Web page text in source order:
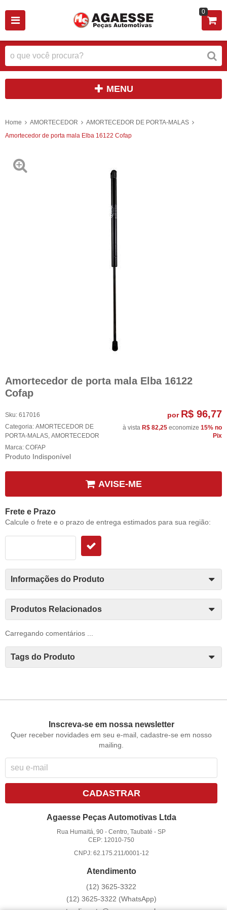
0
MENU
Home AMORTECEDOR
AMORTECEDOR DE PORTA-MALAS
Amortecedor de porta mala Elba 16122 Cofap
Amortecedor de porta mala Elba 16122
Cofap
Sku: 617016
Categoria: AMORTECEDOR DE
PORTA-MALAS, AMORTECEDOR
Marca: COFAP
Produto Indisponível
por R$ 96,77
à vista R$ 82,25 economize 15% no
Pix
AVISE-ME
Frete e Prazo
Calcule o frete e o prazo de entrega estimados para sua região:
Informações do Produto
Produtos Relacionados
Carregando comentários ...
Tags do Produto
Inscreva-se em nossa newsletter
Quer receber novidades em seu e-mail, cadastre-se em nosso
mailing.
CADASTRAR
Agaesse Peças Automotivas Ltda
Rua Humaitá, 90 -Centro, Taubaté -SP
CEP: 12010-750
CNPJ: 62.175.211/0001-12
Atendimento
(12) 3625-3322
(12) 3625-3322 (WhatsApp)